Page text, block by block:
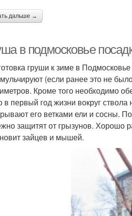
дальше →
в подмосковье
груши к зиме в
мульчируют (если ранее это не
Кроме того необходимо
в первый год жизни вокруг
его ветками ели и сосны.
защитят от грызунов. Хорошо
зайцев и мышей.